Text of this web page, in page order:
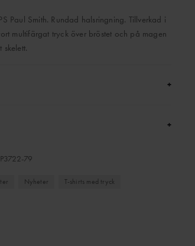
Paul Smith. Rundad halsringning. Tillverkad i
multifärgat tryck över bröstet och på magen
skelett.
+
+
79
Nyheter
T-shirts med tryck